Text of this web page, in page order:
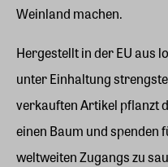
Weinland machen.
Hergestellt in der EU aus
unter Einhaltung
verkauften Artikel pflanzt
einen Baum und spenden
weltweiten Zugangs zu